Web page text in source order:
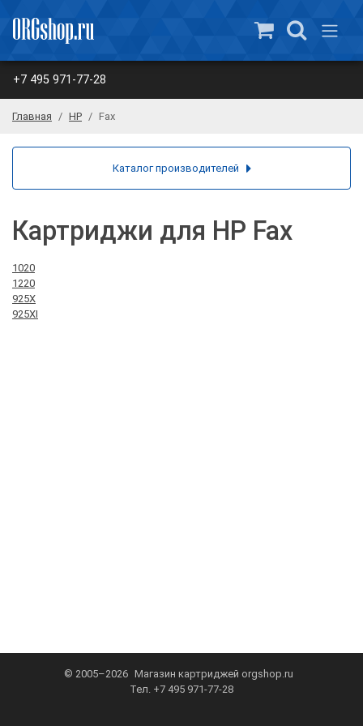
+7 495 971-77-28
Главная HP Fax
Картриджи для HP Fax
1020
1220
925X
925XI
© 2005–2026 Магазин картриджей orgshop.ru
Тел. +7 495 971-77-28